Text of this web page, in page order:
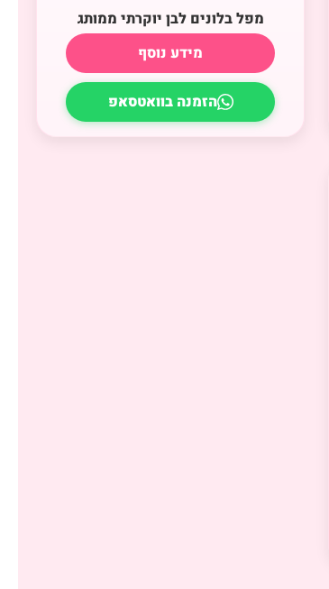
מפל בלונים לבן יוקרתי ממותג
מידע נוסף
הזמנה בוואטסאפ